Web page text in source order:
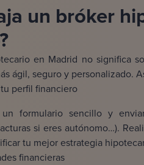
un bróker
en Madrid no significa
ágil, seguro y personalizado.
perfil financiero
formulario sencillo y
si eres autónomo…).
tu mejor estrategia
financieras